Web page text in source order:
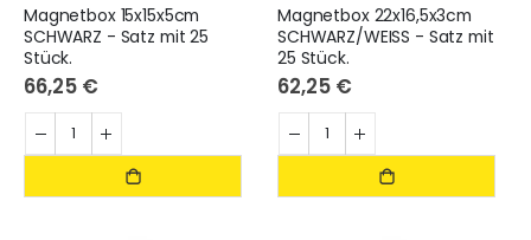
Magnetbox 15x15x5cm
SCHWARZ - Satz mit 25
Stück.
66,25 €
Magnetbox 22x16,5x3cm
SCHWARZ/WEISS - Satz mit
25 Stück.
62,25 €